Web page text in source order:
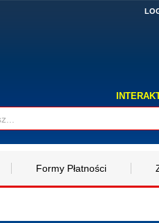
Formy Płatności